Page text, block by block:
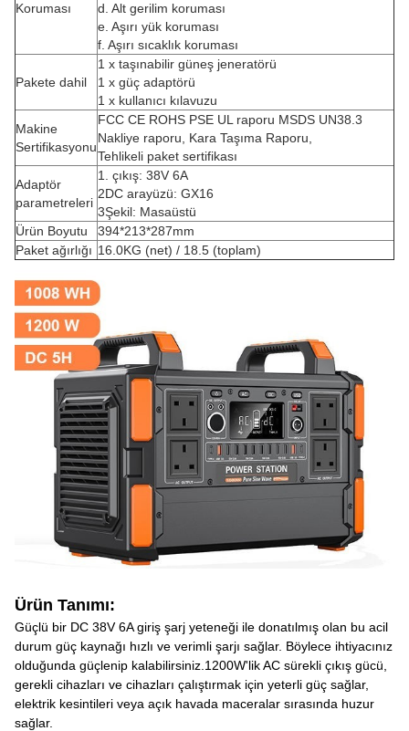
Koruması
d. Alt gerilim koruması
e. Aşırı yük koruması
f. Aşırı sıcaklık koruması
Pakete dahil
1 x taşınabilir güneş jeneratörü
1 x güç adaptörü
1 x kullanıcı kılavuzu
Makine
Sertifikasyonu
FCC CE ROHS PSE UL raporu MSDS UN38.3
Nakliye raporu, Kara Taşıma Raporu,
Tehlikeli paket sertifikası
Adaptör
parametreleri
1. çıkış: 38V 6A
2DC arayüzü: GX16
3Şekil: Masaüstü
Ürün Boyutu
394*213*287mm
Paket ağırlığı 16.0KG (net) / 18.5 (toplam)
Ürün Tanımı:
Güçlü bir DC 38V 6A giriş şarj yeteneği ile donatılmış olan bu acil
durum güç kaynağı hızlı ve verimli şarjı sağlar. Böylece ihtiyacınız
olduğunda güçlenip kalabilirsiniz.1200W'lik AC sürekli çıkış gücü,
gerekli cihazları ve cihazları çalıştırmak için yeterli güç sağlar,
elektrik kesintileri veya açık havada maceralar sırasında huzur
sağlar.